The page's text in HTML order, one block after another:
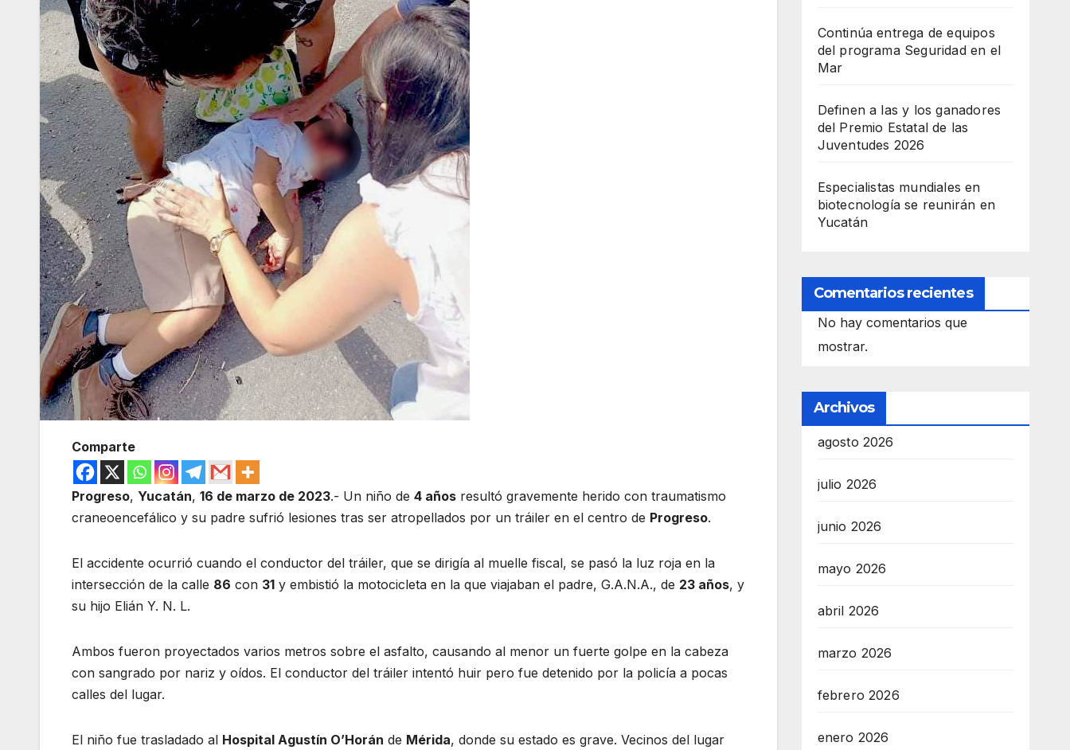
Comparte
Progreso, Yucatán, 16 de marzo de 2023.- Un niño de 4 años resultó gravemente herido con traumatismo
craneoencefálico y su padre sufrió lesiones tras ser atropellados por un tráiler en el centro de Progreso.
El accidente ocurrió cuando el conductor del tráiler, que se dirigía al muelle fiscal, se pasó la luz roja en la
intersección de la calle 86 con 31 y embistió la motocicleta en la que viajaban el padre, G.A.N.A., de 23 años, y
su hijo Elián Y. N. L.
Ambos fueron proyectados varios metros sobre el asfalto, causando al menor un fuerte golpe en la cabeza
con sangrado por nariz y oídos. El conductor del tráiler intentó huir pero fue detenido por la policía a pocas
calles del lugar.
El niño fue trasladado al Hospital Agustín O’Horán de Mérida, donde su estado es grave. Vecinos del lugar
Continúa entrega de equipos
del programa Seguridad en el
Mar
Definen a las y los ganadores
del Premio Estatal de las
Juventudes 2026
Especialistas mundiales en
biotecnología se reunirán en
Yucatán
Comentarios recientes
No hay comentarios que
mostrar.
Archivos
agosto 2026
julio 2026
junio 2026
mayo 2026
abril 2026
marzo 2026
febrero 2026
enero 2026